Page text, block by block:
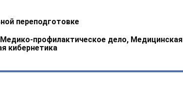
переподготовке
профилактическое дело, Медицинская
кибернетика